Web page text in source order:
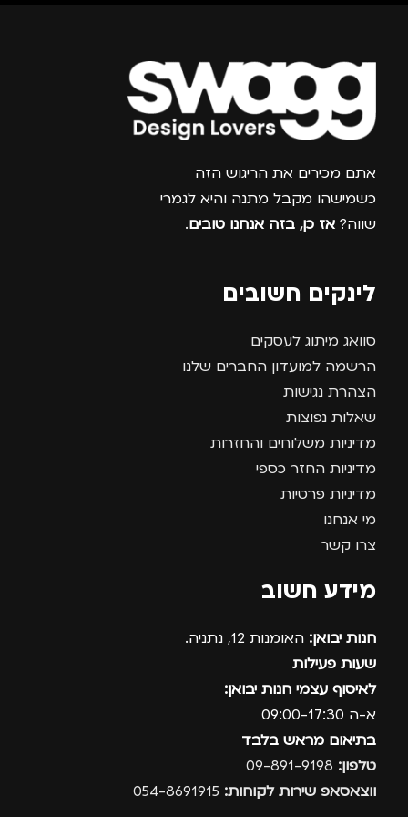
צרפו אותי למועדון
אתם מכירים את הריגוש הזה
כשמישהו מקבל מתנה והיא לגמרי
שווה? אז כן, בזה אנחנו טובים.
לינקים חשובים
סוואג מיתוג לעסקים
הרשמה למועדון החברים שלנו
הצהרת נגישות
שאלות נפוצות
מדיניות משלוחים והחזרות
מדיניות החזר כספי
מדיניות פרטיות
מי אנחנו
צרו קשר
מידע חשוב
חנות יבואן: האומנות 12, נתניה.
שעות פעילות
לאיסוף עצמי חנות יבואן:
א-ה 09:00-17:30
בתיאום מראש בלבד
טלפון:
ווצאסאפ שירות לקוחות: